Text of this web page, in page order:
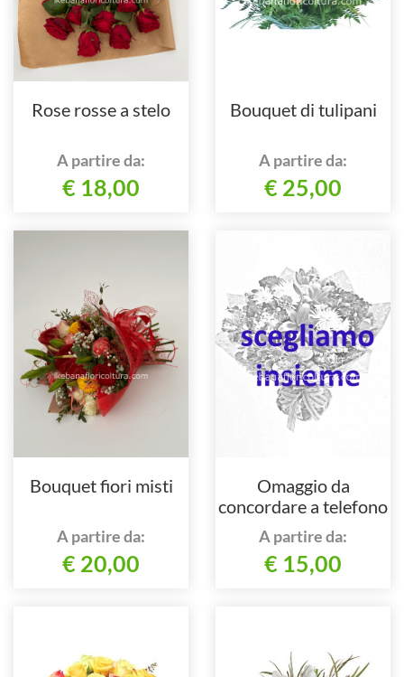
Rose rosse a stelo
A partire da:
€ 18,00
Bouquet di tulipani
A partire da:
€ 25,00
Bouquet fiori misti
A partire da:
€ 20,00
Omaggio da
concordare a telefono
al 3738739966
oppure allo
0321/998248
A partire da:
€ 15,00